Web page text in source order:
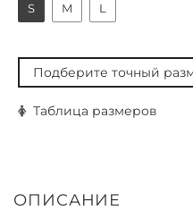
S M L
Подберите точный
Таблица размеров
ОПИСАНИЕ